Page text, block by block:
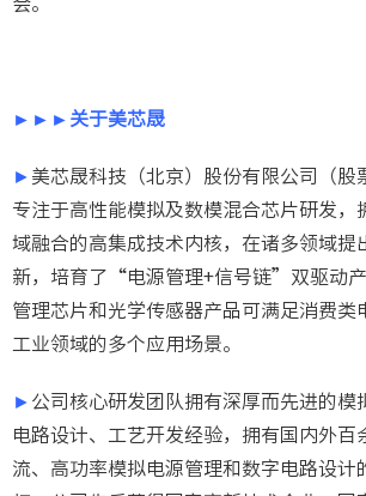
►►►关于美芯晟
► 美芯晟科技（北京）股份有限公司（股
专注于高性能模拟及数模混合芯片研发，
域融合的高集成技术内核，在诸多领域提
新，培育了“电源管理+信号链”双驱动
管理芯片和光学传感器产品可满足消费类
工业领域的多个应用场景。
► 公司核心研发团队拥有深厚而先进的模
电路设计、工艺开发经验，拥有国内外百
流、高功率模拟电源管理和数字电路设计